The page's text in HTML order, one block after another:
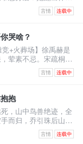
回房？她直接把人扛
？”她认真脸：“体验
：“我的数据库里，
沙哑：“那我把我的
言情 连载中
哭啥？
竞+火葬场】徐禹赫是
荤素不忌。宋疏桐和
己变成风情万种的处
人最让人着迷。结果
的笑话。-后来。宋疏
的徐家大少——徐泊
眼尾泛红，哽咽：“宋
言情 连载中
抱
，山中鸟兽绝迹，全
而归，乔引珠后山随
捡回了一条细短小黑
珠摸着下巴盘算：这
言情 连载中